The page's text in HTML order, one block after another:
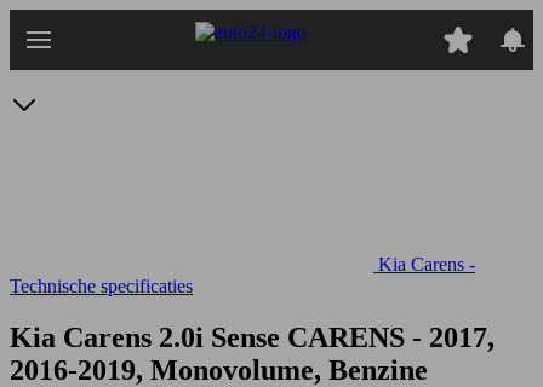
naar
Kia Carens -
Technische specificaties
Kia Carens 2.0i Sense CARENS - 2017,
2016-2019, Monovolume, Benzine